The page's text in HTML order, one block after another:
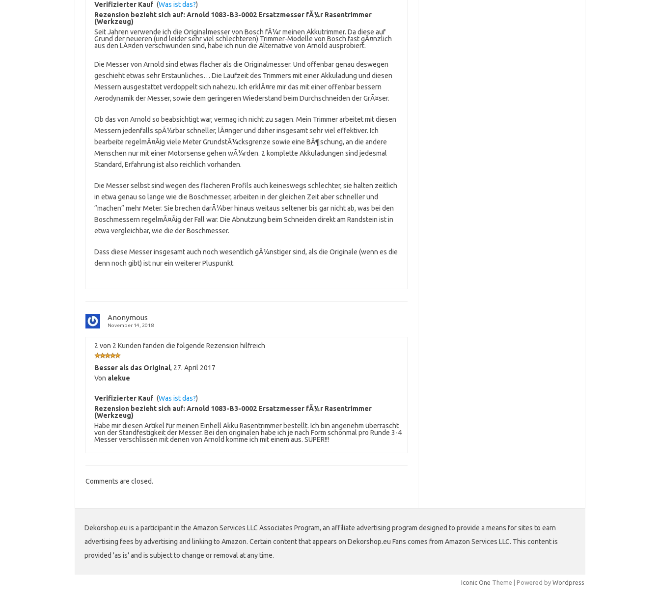
Verifizierter Kauf (Was ist das?)
Rezension bezieht sich auf: Arnold 1083-B3-0002 Ersatzmesser fÃ¼r Rasentrimmer
(Werkzeug)
Seit Jahren verwende ich die Originalmesser von Bosch fÃ¼r meinen Akkutrimmer. Da diese auf
Grund der neueren (und leider sehr viel schlechteren) Trimmer-Modelle von Bosch fast gÃ¤nzlich
aus den LÃ¤den verschwunden sind, habe ich nun die Alternative von Arnold ausprobiert.
Die Messer von Arnold sind etwas flacher als die Originalmesser. Und offenbar genau deswegen
geschieht etwas sehr Erstaunliches… Die Laufzeit des Trimmers mit einer Akkuladung und diesen
Messern ausgestattet verdoppelt sich nahezu. Ich erklÃ¤re mir das mit einer offenbar bessern
Aerodynamik der Messer, sowie dem geringeren Wiederstand beim Durchschneiden der GrÃ¤ser.
Ob das von Arnold so beabsichtigt war, vermag ich nicht zu sagen. Mein Trimmer arbeitet mit diesen
Messern jedenfalls spÃ¼rbar schneller, lÃ¤nger und daher insgesamt sehr viel effektiver. Ich
bearbeite regelmÃ¤Ãig viele Meter GrundstÃ¼cksgrenze sowie eine BÃ¶schung, an die andere
Menschen nur mit einer Motorsense gehen wÃ¼rden. 2 komplette Akkuladungen sind jedesmal
Standard, Erfahrung ist also reichlich vorhanden.
Die Messer selbst sind wegen des flacheren Profils auch keineswegs schlechter, sie halten zeitlich
in etwa genau so lange wie die Boschmesser, arbeiten in der gleichen Zeit aber schneller und
“machen” mehr Meter. Sie brechen darÃ¼ber hinaus weitaus seltener bis gar nicht ab, was bei den
Boschmessern regelmÃ¤Ãig der Fall war. Die Abnutzung beim Schneiden direkt am Randstein ist in
etwa vergleichbar, wie die der Boschmesser.
Dass diese Messer insgesamt auch noch wesentlich gÃ¼nstiger sind, als die Originale (wenn es die
denn noch gibt) ist nur ein weiterer Pluspunkt.
Anonymous
November 14, 2018
2 von 2 Kunden fanden die folgende Rezension hilfreich
Besser als das Original, 27. April 2017
Von alekue
Verifizierter Kauf (Was ist das?)
Rezension bezieht sich auf: Arnold 1083-B3-0002 Ersatzmesser fÃ¼r Rasentrimmer
(Werkzeug)
Habe mir diesen Artikel für meinen Einhell Akku Rasentrimmer bestellt. Ich bin angenehm überrascht
von der Standfestigkeit der Messer. Bei den originalen habe ich je nach Form schonmal pro Runde 3-4
Messer verschlissen mit denen von Arnold komme ich mit einem aus. SUPER!!!
Comments are closed.
Dekorshop.eu is a participant in the Amazon Services LLC Associates Program, an affiliate advertising program designed to provide a means for sites to earn
advertising fees by advertising and linking to Amazon. Certain content that appears on Dekorshop.eu Fans comes from Amazon Services LLC. This content is
provided 'as is' and is subject to change or removal at any time.
Iconic One Theme | Powered by Wordpress